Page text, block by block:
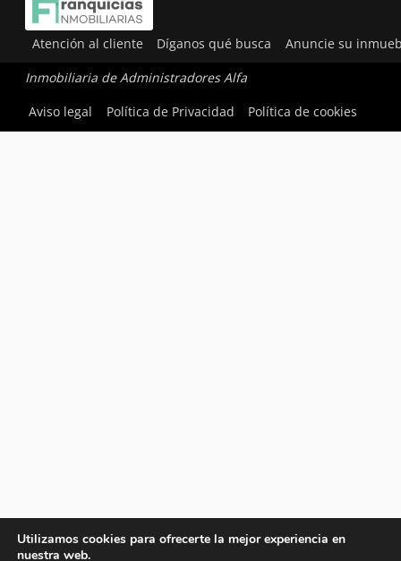
Atención al cliente Díganos qué busca Anuncie su
Inmobiliaria de Administradores Alfa
Aviso legal
Política de Privacidad Política de cookies
Utilizamos cookies para ofrecerte la mejor experiencia en
nuestra web.